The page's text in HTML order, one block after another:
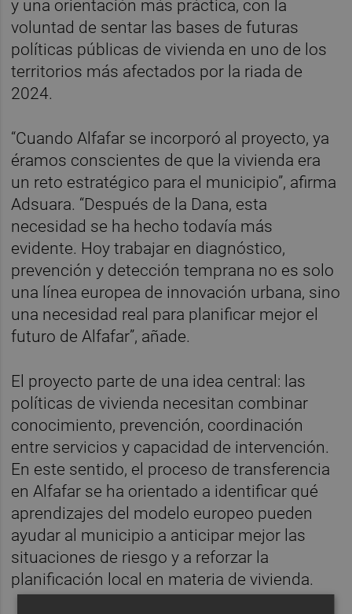
y una orientación más práctica, con la
voluntad de sentar las bases de futuras
políticas públicas de vivienda en uno de los
territorios más afectados por la riada de
2024.
“Cuando Alfafar se incorporó al proyecto, ya
éramos conscientes de que la vivienda era
un reto estratégico para el municipio”, afirma
Adsuara. “Después de la Dana, esta
necesidad se ha hecho todavía más
evidente. Hoy trabajar en diagnóstico,
prevención y detección temprana no es solo
una línea europea de innovación urbana, sino
una necesidad real para planificar mejor el
futuro de Alfafar”, añade.
El proyecto parte de una idea central: las
políticas de vivienda necesitan combinar
conocimiento, prevención, coordinación
entre servicios y capacidad de intervención.
En este sentido, el proceso de transferencia
en Alfafar se ha orientado a identificar qué
aprendizajes del modelo europeo pueden
ayudar al municipio a anticipar mejor las
situaciones de riesgo y a reforzar la
planificación local en materia de vivienda.